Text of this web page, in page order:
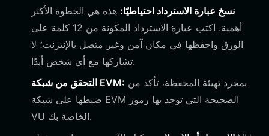
نسخ عبارة الاسترداد احتياطيًا: هذه هي الخطوة الأكثر
أهمية. اكتب عبارة الاسترداد المكونة من 12 كلمة على
الورق واحفظها في مكان آمن وغير متصل بالإنترنت؛ لا
تشاركها مع أي شخص أبدًا.
التحقق من شبكة EVM:
ضبطها على شبكة EVM الصحيحة التي توجد بها رموز
VU الخاصة بك.